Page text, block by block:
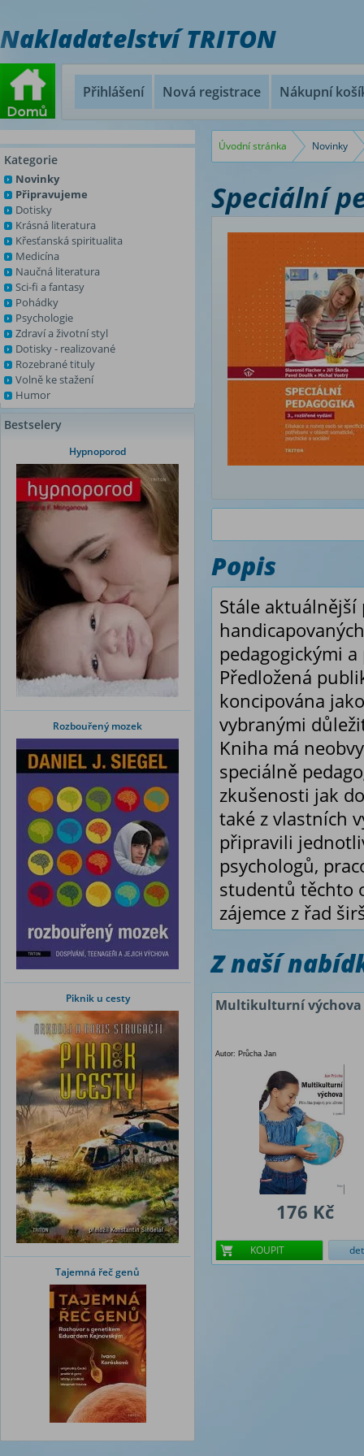
Nakladatelství TRITON
Přihlášení Nová registrace Nákupní
Kategorie
Novinky
Připravujeme
Dotisky
Krásná literatura
Křesťanská spiritualita
Medicína
Naučná literatura
Sci-fi a fantasy
Pohádky
Psychologie
Zdraví a životní styl
Dotisky - realizované
Rozebrané tituly
Volně ke stažení
Humor
Bestselery
Hypnoporod
Rozbouřený mozek
Piknik u cesty
Tajemná řeč genů
Úvodní stránka Novinky
Speciální
Popis
Stále
pedagogickými
Předložená
koncipována
vybranými
Kniha má
speciálně
zkušenosti jak
také z vlastních
připravili
psychologů,
studentů těchto
zájemce z řad
Z naší
Multikulturní výchova
Autor: Průcha Jan
176 Kč
KOUPIT